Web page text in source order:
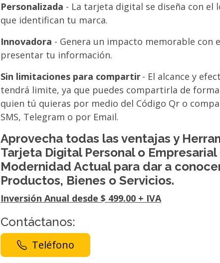
Personalizada - La tarjeta digital se diseña con el
que identifican tu marca.
Innovadora - Genera un impacto memorable con
presentar tu información.
Sin limitaciones para compartir- El alcance y
tendrá limite, ya que puedes compartirla de
quien tú quieras por medio del Código Qr o
SMS, Telegram o por Email.
Aprovecha todas las ventajas y
Tarjeta Digital Personal o
Modernidad Actual para dar a
Productos, Bienes o Servicios.
Inversión Anual desde $ 499.00 + IVA
Contáctanos:
Teléfono